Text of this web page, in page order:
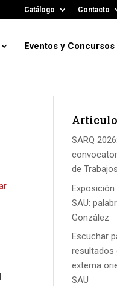
Catálogo Contacto
Eventos y Concursos
SARQ
de
Exposición
SAU:
González
Escuchar
resultados
externa
SAU